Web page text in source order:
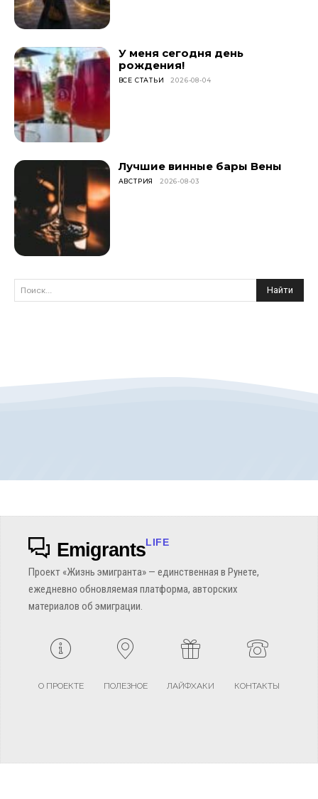
У меня сегодня день
рождения!
ВСЕ СТАТЬИ 2026-08-04
Лучшие винные бары Вены
АВСТРИЯ 2026-08-03
Поиск... Найти
EmigrantsLIFE
Проект «Жизнь эмигранта» — единственная в Рунете,
ежедневно обновляемая платформа, авторских
материалов об эмиграции.
О ПРОЕКТЕ ПОЛЕЗНОЕ ЛАЙФХАКИ КОНТАКТЫ